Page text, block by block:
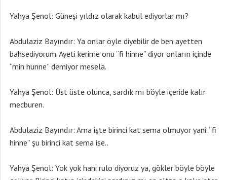
Yahya Şenol: Güneşi yıldız olarak kabul ediyorlar mı?
Abdulaziz Bayındır: Ya onlar öyle diyebilir de ben ayetten
bahsediyorum. Ayeti kerime onu “fi hinne” diyor onların içinde
“min hunne” demiyor mesela.
Yahya Şenol: Üst üste olunca, sardık mı böyle içeride kalır
mecburen.
Abdulaziz Bayındır: Ama işte birinci kat sema olmuyor yani. “fi
hinne” şu birinci kat sema ise..
Yahya Şenol: Yok yok hani rulo diyoruz ya, gökler böyle böyle